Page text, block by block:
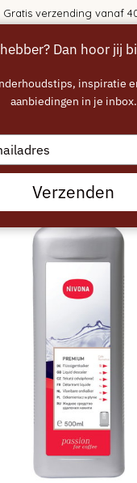
Gratis verzending vanaf
Dan hoor jij
inspiratie
aanbiedingen in je inbox.
Verzenden